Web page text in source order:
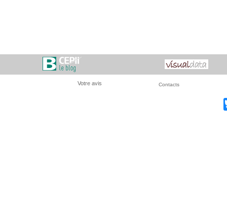
Votre avis Contacts